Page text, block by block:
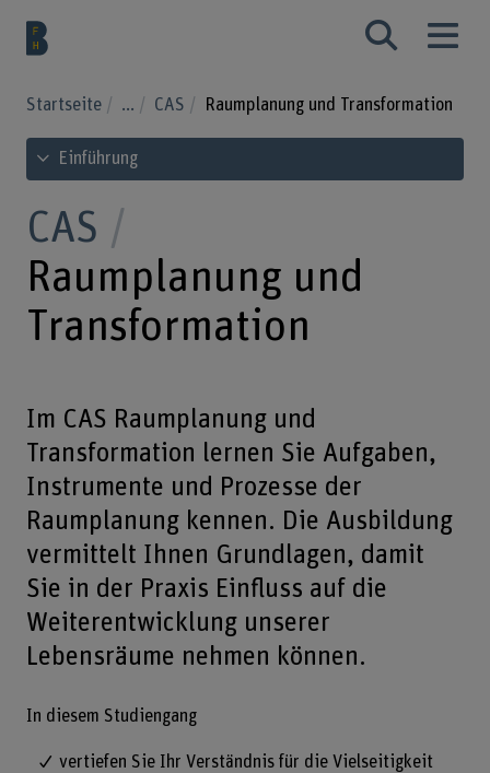
Startseite ... CAS Raumplanung und Transformation
Inhaltsverzeichnis ansehen
Einführung
CAS
Raumplanung und
Transformation
Im CAS Raumplanung und
Transformation lernen Sie Aufgaben,
Instrumente und Prozesse der
Raumplanung kennen. Die Ausbildung
vermittelt Ihnen Grundlagen, damit
Sie in der Praxis Einfluss auf die
Weiterentwicklung unserer
Lebensräume nehmen können.
In diesem Studiengang
vertiefen Sie Ihr Verständnis für die Vielseitigkeit